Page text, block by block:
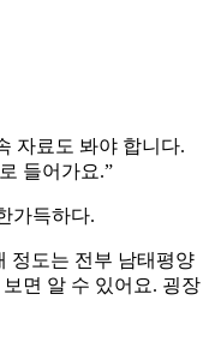
자료도 봐야 합니다.
들어가요.”
가득하다.
정도는 전부 남태평양
면 알 수 있어요. 굉장